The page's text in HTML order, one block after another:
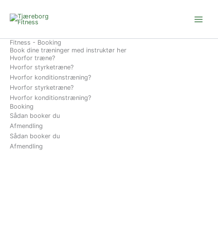
indholdet
Fitness - Booking
Book dine træninger med instruktør her
Hvorfor træne?
Hvorfor styrketræne?
Hvorfor konditionstræning?
Hvorfor styrketræne?
Hvorfor konditionstræning?
Booking
Sådan booker du
Afmendling
Sådan booker du
Afmendling